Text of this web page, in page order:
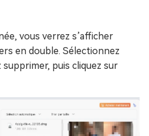
vous verrez s’afficher
en double. Sélectionnez
puis cliquez sur